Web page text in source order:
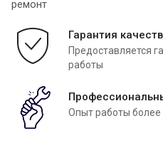
Гарантия
Предоставляется
работы
Опыт работы более